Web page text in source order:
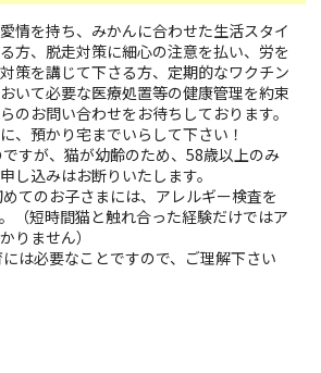
情を持ち、みかんに合わせた生活スタイ
方、脱走対策に細心の注意を払い、労を
策を講じて下さる方、定期的なワクチン
いて必要な医療処置等の健康管理を約束
のお問い合わせをお待ちしております。
、預かり宅までいらして下さい！
すが、猫が幼齢のため、58歳以上のみ
し込みはお断りいたします。
てのお子さまには、アレルギー検査を
（短時間猫と触れ合った経験だけではア
りません）
は必要なことですので、ご理解下さい